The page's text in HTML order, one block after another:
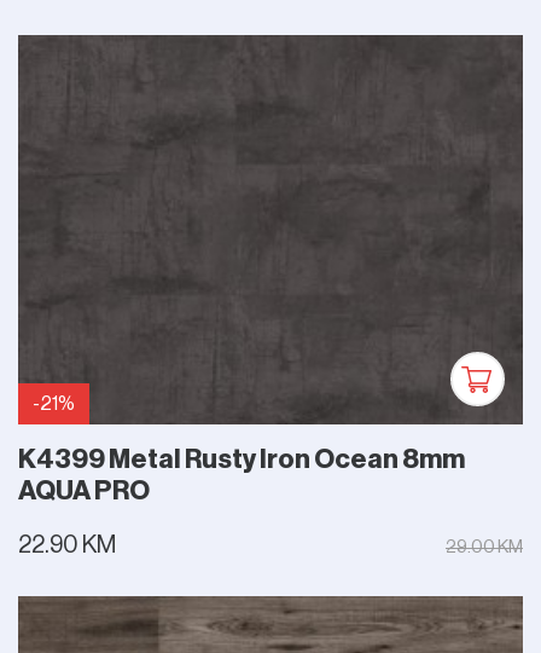
-21%
K4399 Metal Rusty Iron Ocean 8mm
AQUA PRO
22.90 KM 29.00 KM